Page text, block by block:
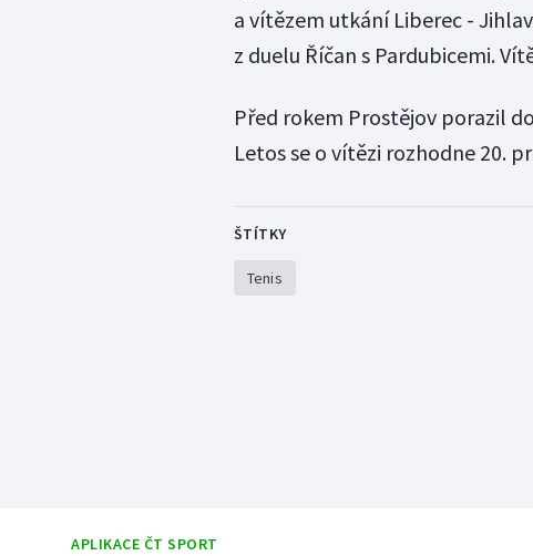
a vítězem utkání Liberec -
z duelu Říčan s Pardubicemi.
Před rokem Prostějov porazil
Letos se o vítězi rozhodne 20.
ŠTÍTKY
Tenis
APLIKACE ČT SPORT